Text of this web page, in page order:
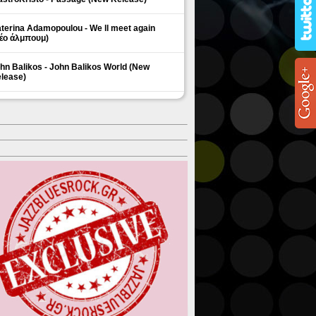
Adamopoulou - We ll meet again
άλμπουμ)
Balikos - John Balikos World (New